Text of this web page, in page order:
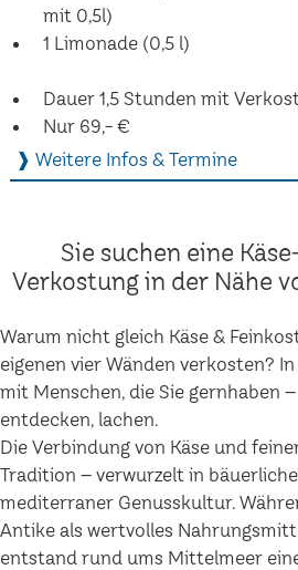
mit 0,5l)
1 Limonade (0,5 l)
Dauer 1,5 Stunden mit
Nur 69,- €
❱ Weitere Infos & Termine
Sie suchen eine
Verkostung in der Nähe
Warum nicht gleich Käse &
eigenen vier Wänden verkosten?
mit Menschen, die Sie gernhaben
entdecken, lachen.
Die Verbindung von Käse und
Tradition – verwurzelt in
mediterraner Genusskultur.
Antike als wertvolles
entstand rund ums Mittelmeer